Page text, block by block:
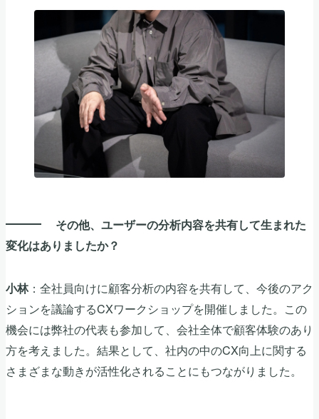
その他、ユーザーの分析内容を共有して生まれた
変化はありましたか？
小林：全社員向けに顧客分析の内容を共有して、今後のアク
ションを議論するCXワークショップを開催しました。この
機会には弊社の代表も参加して、会社全体で顧客体験のあり
方を考えました。結果として、社内の中のCX向上に関する
さまざまな動きが活性化されることにもつながりました。